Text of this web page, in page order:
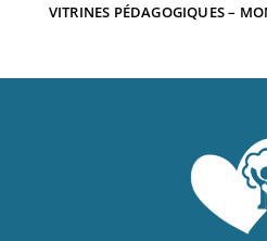
VITRINES PÉDAGOGIQUES –